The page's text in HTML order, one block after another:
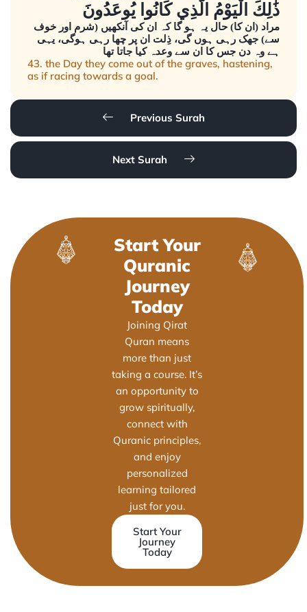
ذَٰلِكَ الْيَوْمُ الَّذِي كَانُوا يُوعَدُونَ
مراد (ان کا) حال یہ ہو گا کہ ان کی آنکھیں (شرم اور خوف
سے) جھک رہی ہوں گی، ذِلت ان پر چھا رہی ہوگی، یہی
ہے وہ دن جس کا ان سے وعدہ کیا جاتا تھا
43. the Day they come out of the graves, hastening,
as if racing towards a goal.
Previous Surah
Next Surah
Start Your
Quranic
Journey
Today
Joining Qirat
Quran means
more than just
taking a course. It’s
an opportunity to
grow spiritually,
connect with
Quranic principles,
and enjoy
personalized
learning tailored
just for you.
Start Your
Journey
Today